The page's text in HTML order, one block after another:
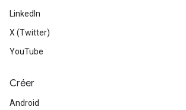
LinkedIn
X (Twitter)
YouTube
Créer
Android